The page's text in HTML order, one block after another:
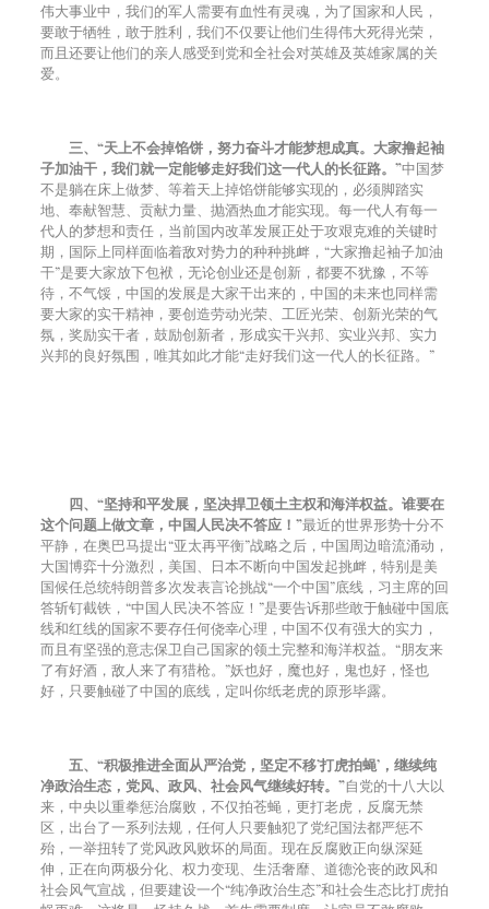
伟大事业中，我们的军人需要有血性有灵魂，为了国家和人民，
要敢于牺牲，敢于胜利，我们不仅要让他们生得伟大死得光荣，
而且还要让他们的亲人感受到党和全社会对英雄及英雄家属的关
爱。
三、“天上不会掉馅饼，努力奋斗才能梦想成真。大家撸起袖
子加油干，我们就一定能够走好我们这一代人的长征路。”中国梦
不是躺在床上做梦、等着天上掉馅饼能够实现的，必须脚踏实
地、奉献智慧、贡献力量、抛酒热血才能实现。每一代人有每一
代人的梦想和责任，当前国内改革发展正处于攻艰克难的关键时
期，国际上同样面临着敌对势力的种种挑衅，“大家撸起袖子加油
干”是要大家放下包袱，无论创业还是创新，都要不犹豫，不等
待，不气馁，中国的发展是大家干出来的，中国的未来也同样需
要大家的实干精神，要创造劳动光荣、工匠光荣、创新光荣的气
氛，奖励实干者，鼓励创新者，形成实干兴邦、实业兴邦、实力
兴邦的良好氛围，唯其如此才能“走好我们这一代人的长征路。”
四、“坚持和平发展，坚决捍卫领土主权和海洋权益。谁要在
这个问题上做文章，中国人民决不答应！”最近的世界形势十分不
平静，在奥巴马提出“亚太再平衡”战略之后，中国周边暗流涌动，
大国博弈十分激烈，美国、日本不断向中国发起挑衅，特别是美
国候任总统特朗普多次发表言论挑战“一个中国”底线，习主席的回
答斩钉截铁，“中国人民决不答应！”是要告诉那些敢于触碰中国底
线和红线的国家不要存任何侥幸心理，中国不仅有强大的实力，
而且有坚强的意志保卫自己国家的领土完整和海洋权益。“朋友来
了有好酒，敌人来了有猎枪。”妖也好，魔也好，鬼也好，怪也
好，只要触碰了中国的底线，定叫你纸老虎的原形毕露。
五、“积极推进全面从严治党，坚定不移’打虎拍蝇’，继续纯
净政治生态，党风、政风、社会风气继续好转。”自党的十八大以
来，中央以重拳惩治腐败，不仅拍苍蝇，更打老虎，反腐无禁
区，出台了一系列法规，任何人只要触犯了党纪国法都严惩不
殆，一举扭转了党风政风败坏的局面。现在反腐败正向纵深延
伸，正在向两极分化、权力变现、生活奢靡、道德沦丧的政风和
社会风气宣战，但要建设一个“纯净政治生态”和社会生态比打虎拍